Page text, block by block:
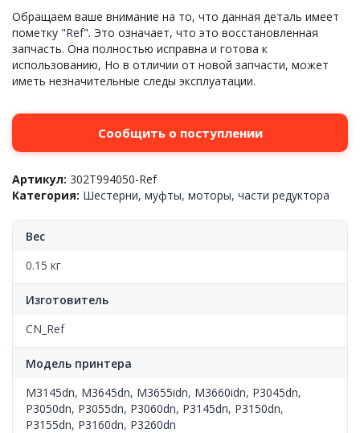
Обращаем ваше внимание на то, что данная деталь имеет
пометку "Ref". Это означает, что это восстановленная
запчасть. Она полностью исправна и готова к
использованию, Но в отличии от новой запчасти, может
иметь незначительные следы эксплуатации.
Сообщить о поступлении
Артикул: 302T994050-Ref
Категория: Шестерни, муфты, моторы, части редуктора
Вес
0.15 кг
Изготовитель
CN_Ref
Модель принтера
M3145dn, M3645dn, M3655idn, M3660idn, P3045dn,
P3050dn, P3055dn, P3060dn, P3145dn, P3150dn,
P3155dn, P3160dn, P3260dn